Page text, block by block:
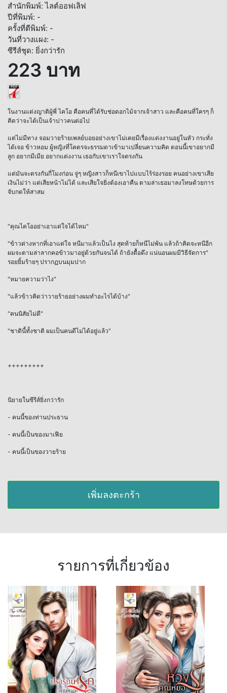
สำนักพิมพ์: ไลต์ออฟเลิฟ
ปีที่พิมพ์: -
ครั้งที่ตีพิมพ์: -
วันที่วางแผง: -
ซีรีส์ชุด: ยิ่งกว่ารัก
223 บาท
ในงานแต่งญาติผู้พี่ ไคโอ คือคนที่ได้รับช่อดอกไม้จากเจ้าสาว และคือคนที่ใครๆ ก็
คิดว่าจะได้เป็นเจ้าบ่าวคนต่อไป
แต่ไม่มีทาง จอมวายร้ายเพลย์บอยอย่างเขาไม่เคยมีเรื่องแต่งงานอยู่ในหัว กระทั่ง
ได้เจอ ข้าวหอม ผู้หญิงที่โคตรจะธรรมดาเข้ามาเปลี่ยนความคิด ตอนนี้เขาอยากมี
ลูก อยากมีเมีย อยากแต่งงาน เธอกับเขาเราใจตรงกัน
แต่มันจะตรงกันกี่โมงก่อน จู่ๆ หญิงสาวก็หนีเขาไปแบบไร้ร่องรอย คนอย่างเขาเสีย
เงินไม่ว่า แต่เสียหน้าไม่ได้ และเสียใจยิ่งต้องเอาคืน ตามล่าเธอมาลงโทษด้วยการ
จับกดให้สาสม
"คุณไคโออย่าเอาแต่ใจได้ไหม"
"ข้าวต่างหากที่เอาแต่ใจ หนีมาแล้วเป็นไง สุดท้ายก็หนีไม่พ้น แล้วถ้าคิดจะหนีอีก
ผมจะตามล่าลากคอข้าวมาอยู่ด้วยกันจนได้ ถ้ายังดื้อดึง แน่นอนผมมีวิธีจัดการ"
รอยยิ้มร้ายๆ ปรากฏบนมุมปาก
"หมายความว่าไง"
"แล้วข้าวคิดว่าวายร้ายอย่างผมทำอะไรได้บ้าง"
"คนนิสัยไม่ดี"
"ชาตินี้ทั้งชาติ ผมเป็นคนดีไม่ได้อยู่แล้ว"
+++++++++
นิยายในซีรีส์ยิ่งกว่ารัก
- คนนี้ของท่านประธาน
- คนนี้เป็นของมาเฟีย
- คนนี้เป็นของวายร้าย
เพิ่มลงตะกร้า
รายการที่เกี่ยวข้อง